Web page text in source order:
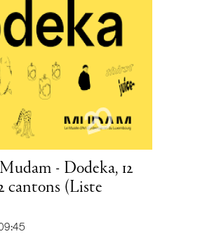
- Dodeka, 12
cantons (Liste